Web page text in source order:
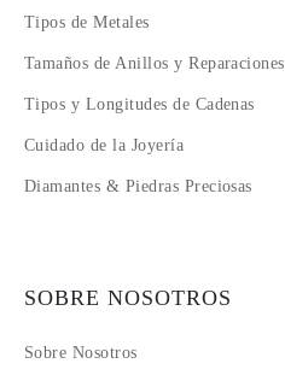
Tipos de Metales
Tamaños de Anillos y Reparaciones
Tipos y Longitudes de Cadenas
Cuidado de la Joyería
Diamantes & Piedras Preciosas
SOBRE NOSOTROS
Sobre Nosotros